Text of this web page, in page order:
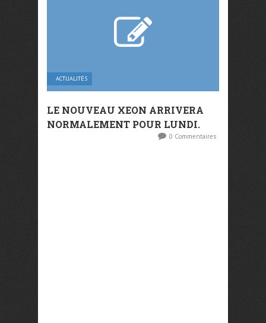
ACTUALITÉS
LE NOUVEAU XEON ARRIVERA
NORMALEMENT POUR LUNDI.
0 Commentaires